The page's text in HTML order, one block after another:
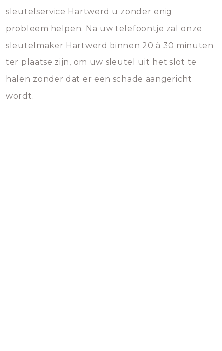
sleutelservice Hartwerd u zonder enig
probleem helpen. Na uw telefoontje zal onze
sleutelmaker Hartwerd binnen 20 à 30 minuten
ter plaatse zijn, om uw sleutel uit het slot te
halen zonder dat er een schade aangericht
wordt.